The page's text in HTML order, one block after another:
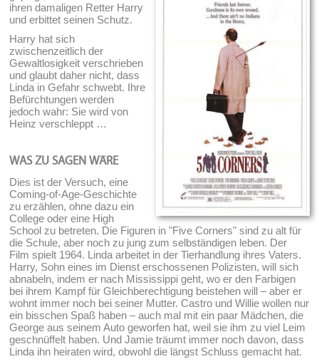
ihren damaligen Retter Harry
und erbittet seinen Schutz.
Harry hat sich
zwischenzeitlich der
Gewaltlosigkeit verschrieben
und glaubt daher nicht, dass
Linda in Gefahr schwebt. Ihre
Befürchtungen werden
jedoch wahr: Sie wird von
Heinz verschleppt …
WAS ZU SAGEN WÄRE
Dies ist der Versuch, eine
Coming-of-Age-Geschichte
zu erzählen, ohne dazu ein
College oder eine High
School zu betreten. Die Figuren in "Five Corners" sind zu alt für
die Schule, aber noch zu jung zum selbständigen leben. Der
Film spielt 1964. Linda arbeitet in der Tierhandlung ihres Vaters.
Harry, Sohn eines im Dienst erschossenen Polizisten, will sich
abnabeln, indem er nach Mississippi geht, wo er den Farbigen
bei ihrem Kampf für Gleichberechtigung beistehen will – aber er
wohnt immer noch bei seiner Mutter. Castro und Willie wollen nur
ein bisschen Spaß haben – auch mal mit ein paar Mädchen, die
George aus seinem Auto geworfen hat, weil sie ihm zu viel Leim
geschnüffelt haben. Und Jamie träumt immer noch davon, dass
Linda ihn heiraten wird, obwohl die längst Schluss gemacht hat.